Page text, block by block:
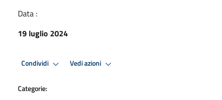
Data :
19 luglio 2024
Condividi Vedi azioni
Categorie: